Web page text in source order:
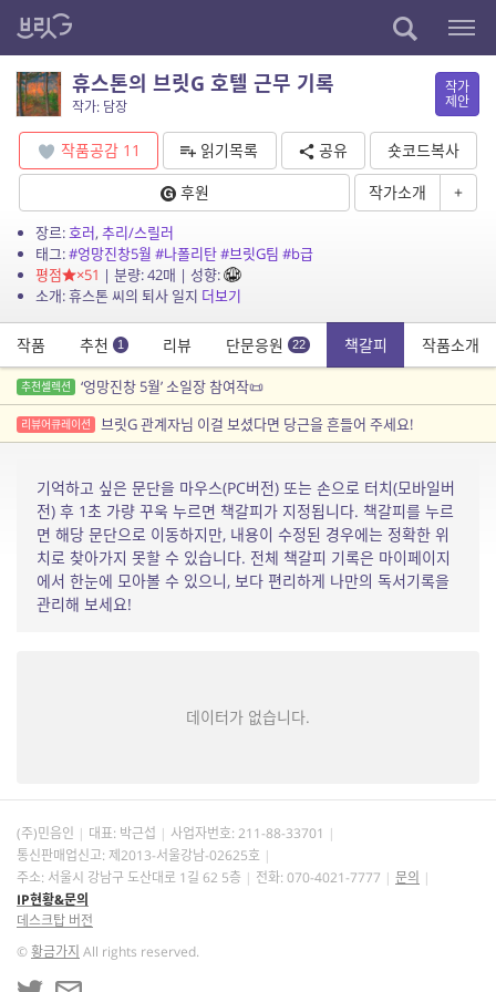
휴스톤의 브릿G 호텔 근무 기록
작가: 담장
작가
제안
작품공감 11 읽기목록 공유
숏코드복사
후원
작가소개 +
장르:호러,추리/스릴러
태그:#엉망진창5월 #나폴리탄#브릿G팀 #b급
평점
×51 | 분량: 42매 | 성향:
소개: 휴스톤 씨의 퇴사 일지 더보기
작품 추천 1 리뷰 단문응원 22 책갈피 작품소개
추천셀렉션 ‘엉망진창 5월’ 소일장 참여작📜
리뷰어큐레이션 브릿G 관계자님 이걸 보셨다면 당근을 흔들어 주세요!
기억하고 싶은 문단을 마우스(PC버전) 또는 손으로 터치(모바일버
전) 후 1초 가량 꾸욱 누르면 책갈피가 지정됩니다. 책갈피를 누르
면 해당 문단으로 이동하지만, 내용이 수정된 경우에는 정확한 위
치로 찾아가지 못할 수 있습니다. 전체 책갈피 기록은 마이페이지
에서 한눈에 모아볼 수 있으니, 보다 편리하게 나만의 독서기록을
관리해 보세요!
데이터가 없습니다.
(주)민음인 대표: 박근섭 사업자번호: 211-88-33701
통신판매업신고: 제2013-서울강남-02625호
주소: 서울시 강남구 도산대로 1길 62 5층
전화: 070-4021-7777
문의
IP현황&문의
데스크탑 버전
©황금가지 All rights reserved.